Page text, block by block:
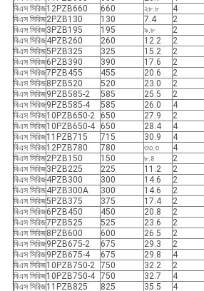
বিএস সিরিজ12PZB660 660 ২৮.৮ 4
বিএস সিরিজ2PZB130 130 7.4 2
বিএস সিরিজ3PZB195 195 ৯.৮ 2
বিএস সিরিজ4PZB260 260 12.2 2
বিএস সিরিজ5PZB325 325 15.2 2
বিএস সিরিজ6PZB390 390 17.6 2
বিএস সিরিজ7PZB455 455 20.6 2
বিএস সিরিজ8PZB520 520 23.0 2
বিএস সিরিজ9PZB585-2 585 25.5 2
বিএস সিরিজ9PZB585-4 585 26.0 4
বিএস সিরিজ10PZB650-2 650 27.9 2
বিএস সিরিজ10PZB650-4 650 28.4 4
বিএস সিরিজ11PZB715 715 30.9 4
বিএস সিরিজ12PZB780 780 ৩৩.৩ 4
বিএস সিরিজ2PZB150 150 ৮.৪ 2
বিএস সিরিজ3PZB225 225 11.2 2
বিএস সিরিজ4PZB300 300 14.6 2
বিএস সিরিজ4PZB300A 300 14.6 2
বিএস সিরিজ5PZB375 375 17.4 2
বিএস সিরিজ6PZB450 450 20.8 2
বিএস সিরিজ7PZB525 525 23.6 2
বিএস সিরিজ8PZB600 600 26.5 2
বিএস সিরিজ9PZB675-2 675 29.3 2
বিএস সিরিজ9PZB675-4 675 29.8 4
বিএস সিরিজ10PZB750-2 750 32.2 2
বিএস সিরিজ10PZB750-4 750 32.7 4
বিএস সিরিজ11PZB825 825 35.5 4